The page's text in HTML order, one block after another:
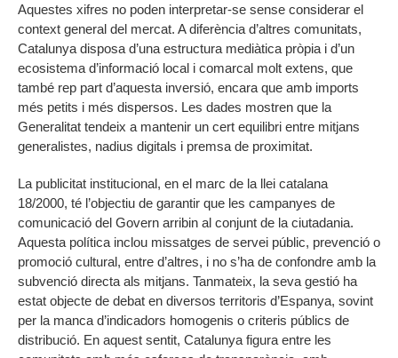
Aquestes xifres no poden interpretar-se sense considerar el
context general del mercat. A diferència d’altres comunitats,
Catalunya disposa d’una estructura mediàtica pròpia i d’un
ecosistema d’informació local i comarcal molt extens, que
també rep part d’aquesta inversió, encara que amb imports
més petits i més dispersos. Les dades mostren que la
Generalitat tendeix a mantenir un cert equilibri entre mitjans
generalistes, nadius digitals i premsa de proximitat.
La publicitat institucional, en el marc de la llei catalana
18/2000, té l’objectiu de garantir que les campanyes de
comunicació del Govern arribin al conjunt de la ciutadania.
Aquesta política inclou missatges de servei públic, prevenció o
promoció cultural, entre d’altres, i no s’ha de confondre amb la
subvenció directa als mitjans. Tanmateix, la seva gestió ha
estat objecte de debat en diversos territoris d’Espanya, sovint
per la manca d’indicadors homogenis o criteris públics de
distribució. En aquest sentit, Catalunya figura entre les